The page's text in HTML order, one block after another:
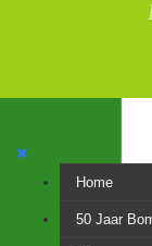
Home
50 Jaar